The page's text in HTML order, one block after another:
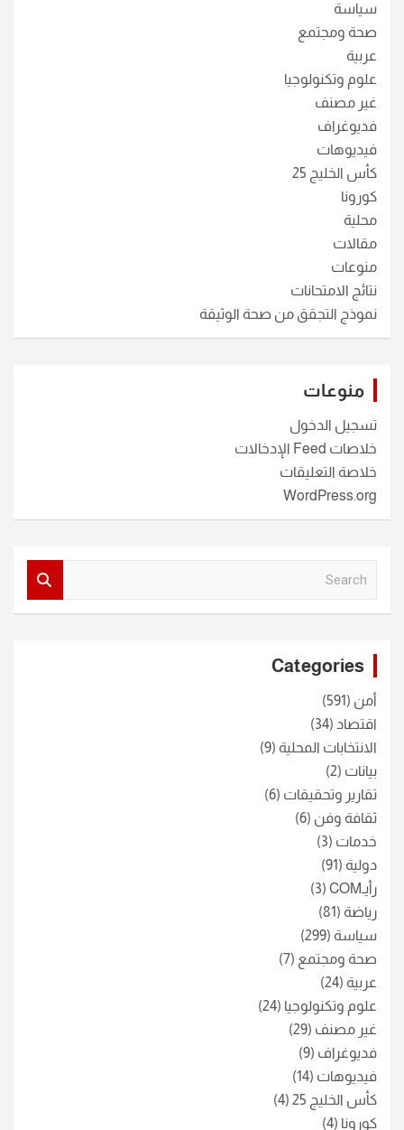
سياسة
صحة ومجتمع
عربية
علوم وتكنولوجيا
غير مصنف
فديوغراف
فيديوهات
كأس الخليج 25
كورونا
محلية
مقالات
منوعات
نتائج الامتحانات
نموذج التجقق من صحة الوثيقة
منوعات
تسجيل الدخول
خلاصات Feed الإدخالات
خلاصة التعليقات
WordPress.org
Categories
أمن (591)
اقتصاد (34)
الانتخابات المحلية (9)
بيانات (2)
تقارير وتحقيقات (6)
ثقافة وفن (6)
خدمات (3)
دولية (91)
رأيـCOM
(3)
رياضة (81)
سياسة (299)
صحة ومجتمع (7)
عربية (24)
علوم وتكنولوجيا (24)
غير مصنف (29)
فديوغراف (9)
فيديوهات (14)
كأس الخليج 25
(4)
كورونا (4)